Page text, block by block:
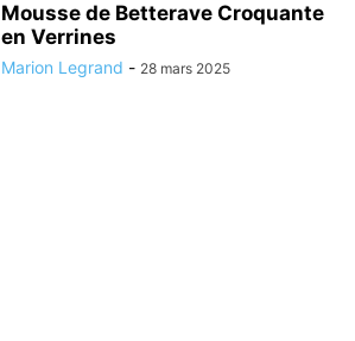
Mousse de Betterave Croquante
en Verrines
Marion Legrand - 28 mars 2025